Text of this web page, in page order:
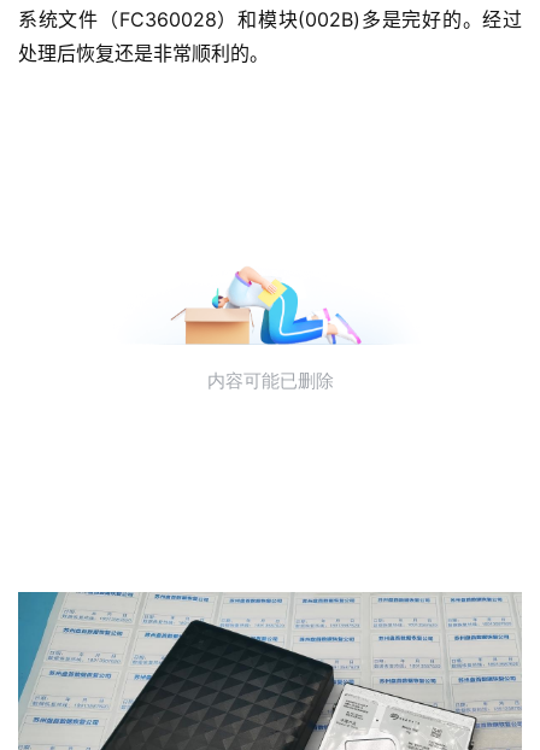
系统文件（FC360028）和模块(002B)多是完好的。经过
处理后恢复还是非常顺利的。